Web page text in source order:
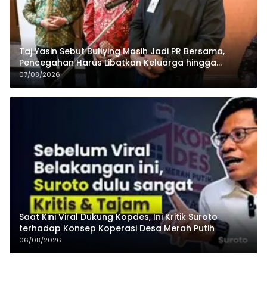
Taj Yasin Sebut Bullying Masih Jadi PR Bersama,
Pencegahan Harus Libatkan Keluarga hingga
Pesantren
07/08/2026
Saat Kini Viral Dukung Kopdes, Ini Kritik Suroto
terhadap Konsep Koperasi Desa Merah Putih
06/08/2026